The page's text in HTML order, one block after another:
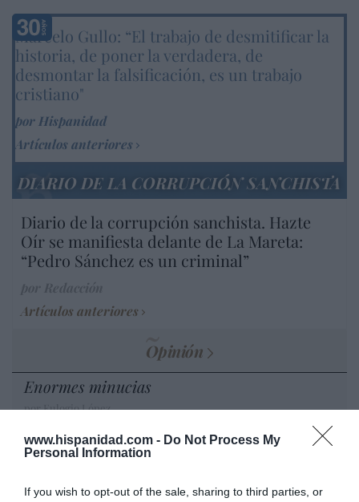
www.hispanidad.com - Do Not Process My
Personal Information
If you wish to opt-out of the sale, sharing to third parties, or
Marcelo Gullo: “El trabajo de desmitificar la
historia, de poner la verdadera, de
desmontar la falsificación, es un trabajo
cristiano"
por Hispanidad
Artículos anteriores
DIARIO DE LA CORRUPCIÓN SANCHISTA
Diario de la corrupción sanchista. Hazte
Oír se manifiesta delante de La Mareta:
“Pedro Sánchez es un criminal”
Artículos anteriores
Opinión
Enormes minucias
por Eulogio López